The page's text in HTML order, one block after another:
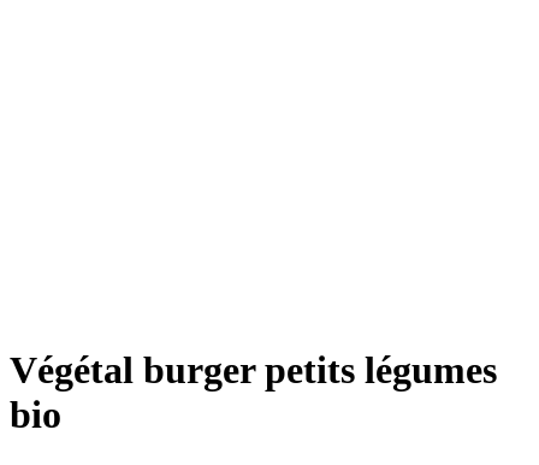
Végétal burger petits légumes
bio